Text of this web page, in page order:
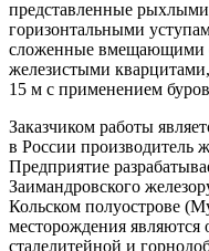
представленные
горизонтальными
сложенные вмещающими
железистыми
15 м с применением
Заказчиком работы
в России производитель
Предприятие
Заимандровского
Кольском полуострове
месторождения являются
сталелитейной и